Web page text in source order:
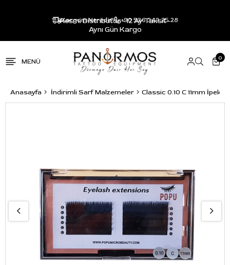
Resmi Distribütör - 12 Ay Taksit -
Aynı Gün Kargo
Kargom Nerede? +90 536 343 25 28
0
Anasayfa İndirimli Sarf Malzemeler Classic 0.10 C 11mm İpek